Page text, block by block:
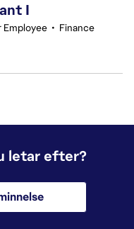
I
Employee • Finance
letar efter?